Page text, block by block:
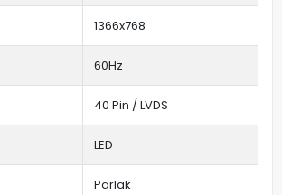
1366x768
60Hz
40 Pin / LVDS
LED
Parlak